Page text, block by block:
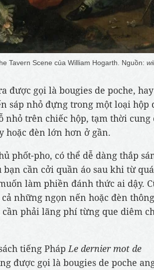
Tavern Scene của William Hogarth. Nguồn:
được gọi là bougies de poche,
sáp nhỏ đựng trong một loại hộp
nhỏ trên chiếc hộp, tạm thời cung
hoặc đèn lớn hơn ở gần.
phốt-pho, có thể dễ dàng thắp
cần cởi quần áo sau khi từ
làm phiền đánh thức ai dậy.
những ngọn nến hoặc đèn
phải lãng phí từng que diêm
tiếng PhápLe dernier mot de
được gọi là bougies de poche